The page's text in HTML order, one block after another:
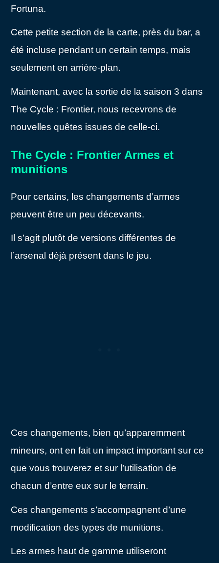
Fortuna.
Cette petite section de la carte, près du bar, a
été incluse pendant un certain temps, mais
seulement en arrière-plan.
Maintenant, avec la sortie de la saison 3 dans
The Cycle : Frontier, nous recevrons de
nouvelles quêtes issues de celle-ci.
The Cycle : Frontier Armes et
munitions
Pour certains, les changements d’armes
peuvent être un peu décevants.
Il s’agit plutôt de versions différentes de
l’arsenal déjà présent dans le jeu.
Ces changements, bien qu’apparemment
mineurs, ont en fait un impact important sur ce
que vous trouverez et sur l’utilisation de
chacun d’entre eux sur le terrain.
Ces changements s’accompagnent d’une
modification des types de munitions.
Les armes haut de gamme utiliseront